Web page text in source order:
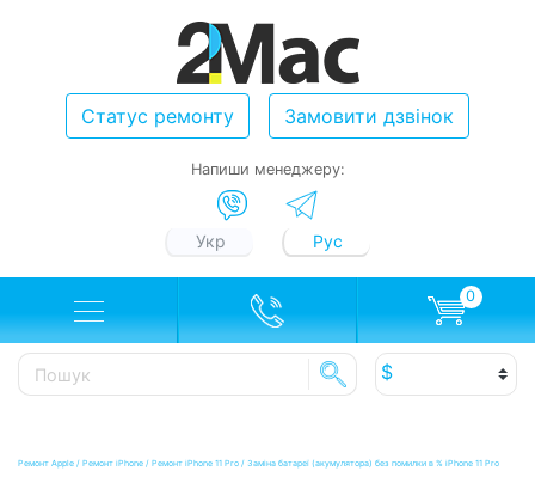
Статус ремонту Замовити дзвінок
Напиши менеджеру:
Укр Рус
0
Ремонт Apple / Ремонт iPhone / Ремонт iPhone 11 Pro / Заміна батареї (акумулятора) без помилки в % iPhone 11 Pro